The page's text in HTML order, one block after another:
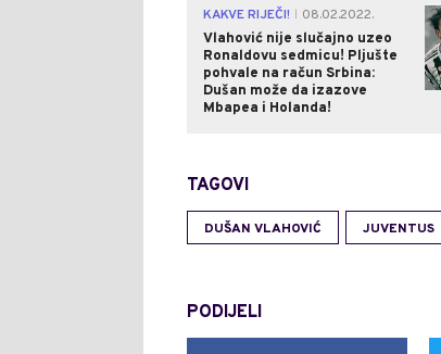
KAKVE RIJEČI!
08.02.2022.
Vlahović nije slučajno uzeo
Ronaldovu sedmicu! Pljušte
pohvale na račun Srbina:
Dušan može da izazove
Mbapea i Holanda!
TAGOVI
DUŠAN VLAHOVIĆ JUVENTUS
PODIJELI